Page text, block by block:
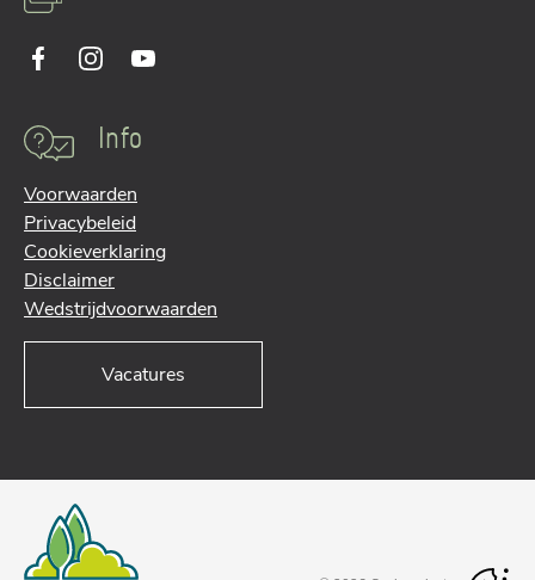
Info
Voorwaarden
Privacybeleid
Cookieverklaring
Disclaimer
Wedstrijdvoorwaarden
Vacatures